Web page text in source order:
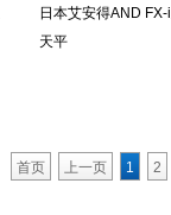
日本艾安得AND
天平
首页 上一页 1 2